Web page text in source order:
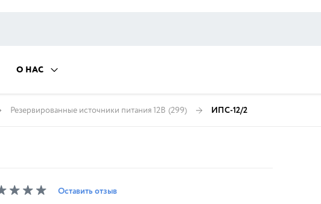
О НАС
Резервированные источники питания 12В (299) ИПС-12/2
Оставить отзыв